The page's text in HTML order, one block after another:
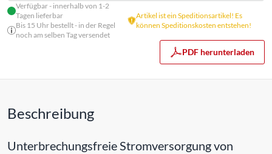
Verfügbar - innerhalb von 1-2
Tagen lieferbar
Bis 15 Uhr bestellt - in der Regel
noch am selben Tag versendet
Artikel ist ein Speditionsartikel! Es
können Speditionskosten entstehen!
PDF herunterladen
Beschreibung
Unterbrechungsfreie Stromversorgung von